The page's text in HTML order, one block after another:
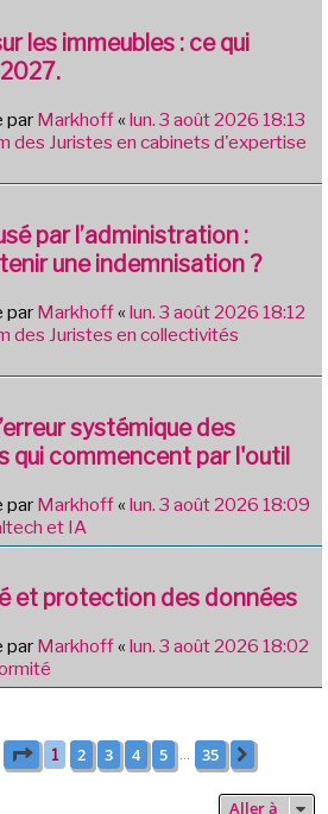
les immeubles : ce qui
par Markhoff« lun. 3 août 2026 18:13
des Juristes en cabinets d'expertise
par l’administration :
une indemnisation ?
par Markhoff« lun. 3 août 2026 18:12
des Juristes en collectivités
systémique des
qui commencent par l'outil
par Markhoff« lun. 3 août 2026 18:09
et IA
et protection des données
par Markhoff« lun. 3 août 2026 18:02
Page 1sur35
1 2 3 4 5 35
Aller à